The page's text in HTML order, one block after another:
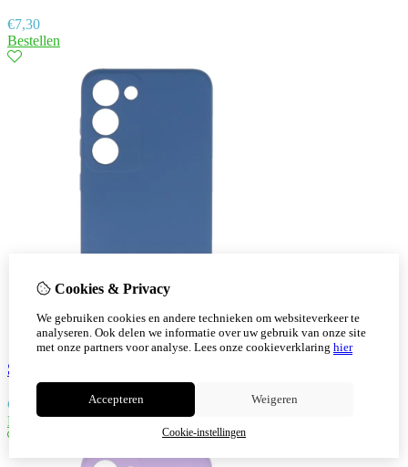
€7,30
Bestellen
Samsung Galaxy S23 Plus TPU Hoesje Color Navy
€
Bestellen
Cookies & Privacy
We gebruiken cookies en andere technieken om websiteverkeer te
analyseren. Ook delen we informatie over uw gebruik van onze site
met onze partners voor analyse. Lees onze cookieverklaring hier
Accepteren Weigeren
Cookie-instellingen